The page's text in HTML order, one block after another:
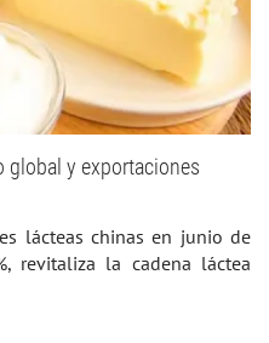
global y exportaciones
lácteas chinas en junio de
revitaliza la cadena láctea